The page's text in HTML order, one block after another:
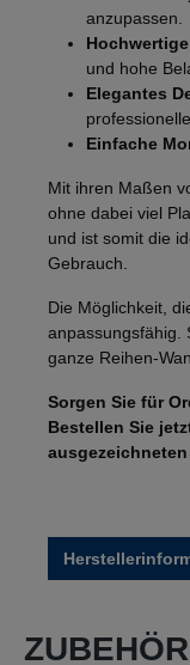
anzupassen.
und hohe
Elegantes
Einfache
Mit ihren Maßen
ohne dabei viel
und ist somit die
Gebrauch.
Die Möglichkeit,
anpassungsfähig.
ganze Reihen-
Sorgen Sie für
Bestellen Sie
ZUBEHÖR